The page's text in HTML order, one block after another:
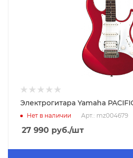
Электрогитара Yamaha
Нет в наличии Арт.: mz004679
27 990 руб./шт